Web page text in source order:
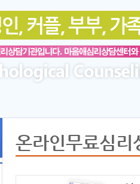
온라인무료심리